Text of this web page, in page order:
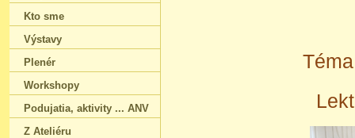
Kto sme
Výstavy
Plenér
Workshopy
Podujatia‚ aktivity ... ANV
Z Ateliéru